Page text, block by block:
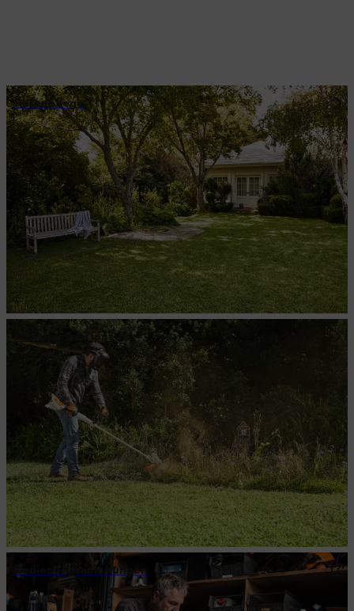
Rasenpflege
Motorsense-Tipps
Bedienungsanleitungen